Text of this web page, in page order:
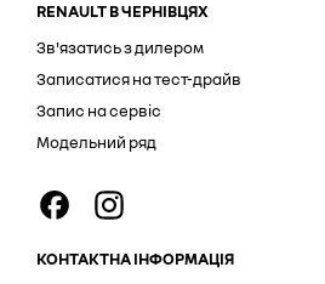
RENAULT В ЧЕРНІВЦЯХ
Зв'язатись з дилером
Записатися на тест-драйв
Запис на сервіс
Модельний ряд
КОНТАКТНА ІНФОРМАЦІЯ